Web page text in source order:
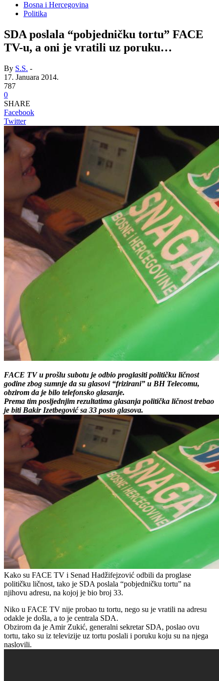
Bosna i Hercegovina
Politika
SDA poslala “pobjedničku tortu” FACE
TV-u, a oni je vratili uz poruku…
By S.S. -
17. Januara 2014.
787
0
SHARE
Facebook
Twitter
FACE TV u prošlu subotu je odbio proglasiti političku ličnost
godine zbog sumnje da su glasovi “frizirani” u BH Telecomu,
obzirom da je bilo telefonsko glasanje.
Prema tim posljednjim rezultatima glasanja politička ličnost trebao
je biti Bakir Izetbegović sa 33 posto glasova.
Kako su FACE TV i Senad Hadžifejzović odbili da proglase
političku ličnost, tako je SDA poslala “pobjedničku tortu” na
njihovu adresu, na kojoj je bio broj 33.
Niko u FACE TV nije probao tu tortu, nego su je vratili na adresu
odakle je došla, a to je centrala SDA.
Obzirom da je Amir Zukić, generalni sekretar SDA, poslao ovu
tortu, tako su iz televizije uz tortu poslali i poruku koju su na njega
naslovili.